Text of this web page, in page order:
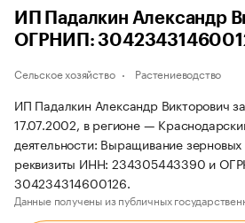
ИП Падалкин Александр
ОГРНИП:
Сельское хозяйство Растениеводство
ИП Падалкин Александр Викторович
17.07.2002, в регионе —
деятельности: Выращивание
реквизиты ИНН: 234305443390 и
304234314600126.
Данные получены из публичных